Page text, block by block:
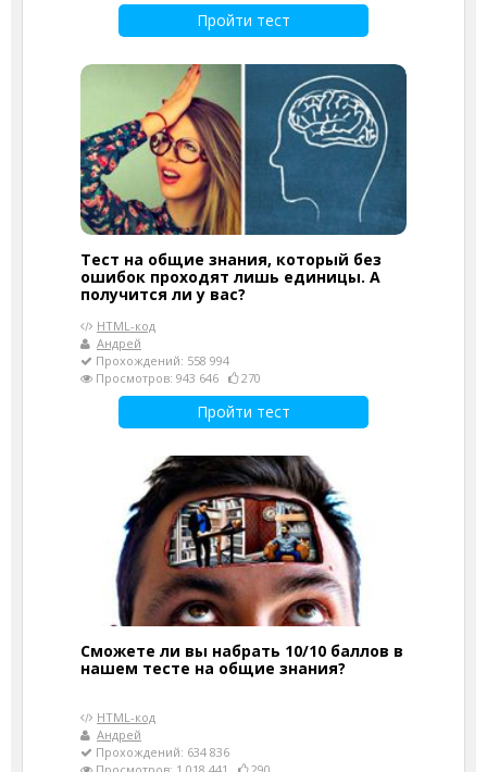
Пройти тест
Тест на общие знания, который без
ошибок проходят лишь единицы. А
получится ли у вас?
HTML-код
Андрей
Прохождений: 558 994
Просмотров: 943 646
270
Пройти тест
Сможете ли вы набрать 10/10 баллов в
нашем тесте на общие знания?
HTML-код
Андрей
Прохождений: 634 836
Просмотров: 1 018 441
290